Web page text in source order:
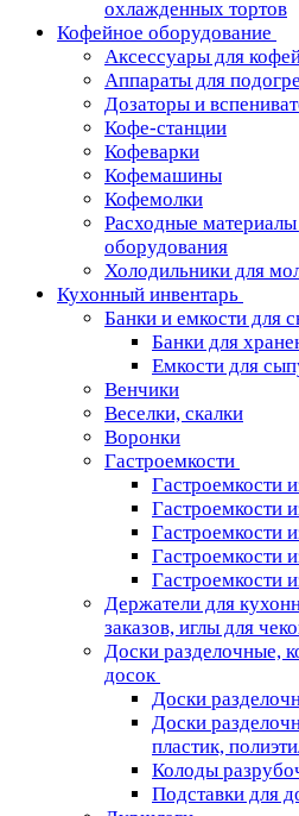
охлажденных тортов
Кофейное оборудование
Аксессуары для
Аппараты для
Дозаторы и
Кофе-станции
Кофеварки
Кофемашины
Кофемолки
Расходные
оборудования
Холодильники для
Кухонный инвентарь
Банки и емкости для
Банки для
Емкости для
Венчики
Веселки, скалки
Воронки
Гастроемкости
Гастроемкости
Гастроемкости
Гастроемкости
Гастроемкости
Гастроемкости
Держатели для
заказов, иглы для
Доски разделочные,
досок
Доски
Доски
пластик,
Колоды
Подставки для